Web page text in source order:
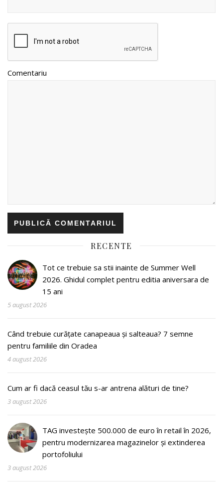
Comentariu
RECENTE
Tot ce trebuie sa stii inainte de Summer Well
2026. Ghidul complet pentru editia aniversara de
15 ani
5 august 2026
Când trebuie curățate canapeaua și salteaua? 7 semne
pentru familiile din Oradea
4 august 2026
Cum ar fi dacă ceasul tău s-ar antrena alături de tine?
3 august 2026
TAG investește 500.000 de euro în retail în 2026,
pentru modernizarea magazinelor și extinderea
portofoliului
3 august 2026